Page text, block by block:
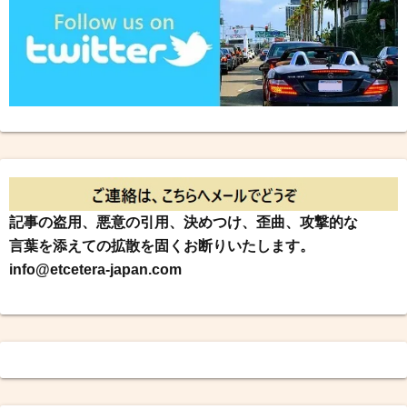
記事の盗用、悪意の引用、決めつけ、歪曲、攻撃的な
言葉を添えての拡散を固くお断りいたします。
info@etcetera-japan.com